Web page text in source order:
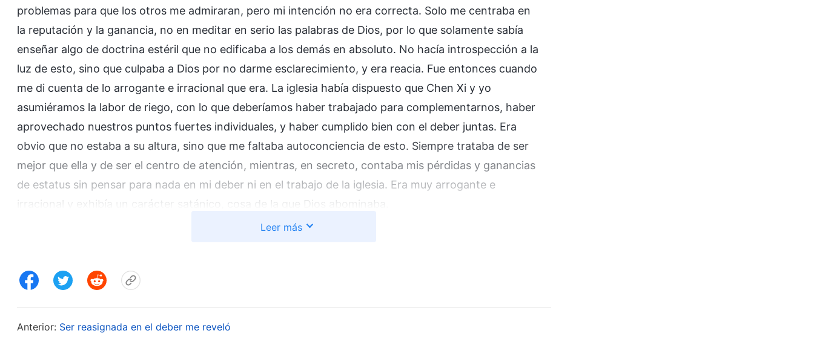
problemas para que los otros me admiraran, pero mi intención no era correcta. Solo me centraba en
la reputación y la ganancia, no en meditar en serio las palabras de Dios, por lo que solamente sabía
enseñar algo de doctrina estéril que no edificaba a los demás en absoluto. No hacía introspección a la
luz de esto, sino que culpaba a Dios por no darme esclarecimiento, y era reacia. Fue entonces cuando
me di cuenta de lo arrogante e irracional que era. La iglesia había dispuesto que Chen Xi y yo
asumiéramos la labor de riego, con lo que deberíamos haber trabajado para complementarnos, haber
aprovechado nuestros puntos fuertes individuales, y haber cumplido bien con el deber juntas. Era
obvio que no estaba a su altura, sino que me faltaba autoconciencia de esto. Siempre trataba de ser
mejor que ella y de ser el centro de atención, mientras, en secreto, contaba mis pérdidas y ganancias
de estatus sin pensar para nada en mi deber ni en el trabajo de la iglesia. Era muy arrogante e
irracional y exhibía un carácter satánico, cosa de la que Dios abominaba.
de orar y renunciar a mí misma. Al practicar así, mi estado fue mejorando. Sin embargo, como no
mayor parte del tiempo, mientras que yo solo añadía algo por aquí y por allá. Una o dos veces, bien;
Leer más
Anterior: Ser reasignada en el deber me reveló